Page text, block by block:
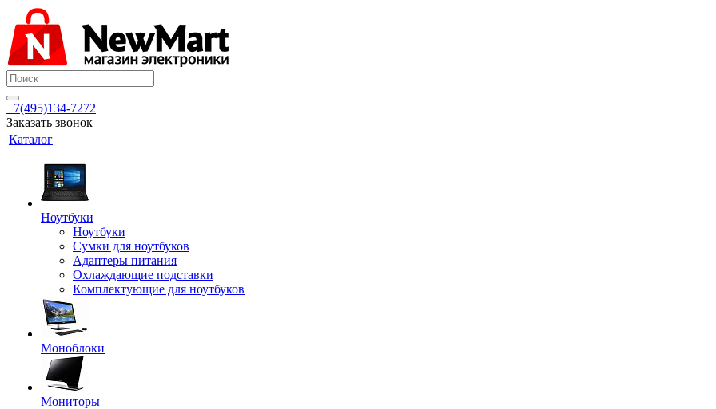
+7(495)134-7272
Заказать звонок
Каталог
Ноутбуки
Ноутбуки
Сумки для ноутбуков
Адаптеры питания
Охлаждающие подставки
Комплектующие для ноутбуков
Моноблоки
Мониторы